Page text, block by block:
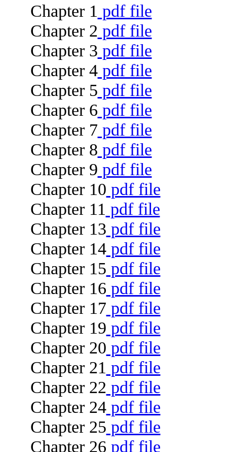
Chapter 1 pdf file
Chapter 2 pdf file
Chapter 3 pdf file
Chapter 4pdf file
Chapter 5 pdf file
Chapter 6 pdf file
Chapter 7 pdf file
Chapter 8 pdf file
Chapter 9 pdf file
Chapter 10 pdf file
Chapter 11 pdf file
Chapter 13 pdf file
Chapter 14pdf file
Chapter 15 pdf file
Chapter 16 pdf file
Chapter 17 pdf file
Chapter 19 pdf file
Chapter 20 pdf file
Chapter 21 pdf file
Chapter 22 pdf file
Chapter 24pdf file
Chapter 25 pdf file
Chapter 26 pdf file